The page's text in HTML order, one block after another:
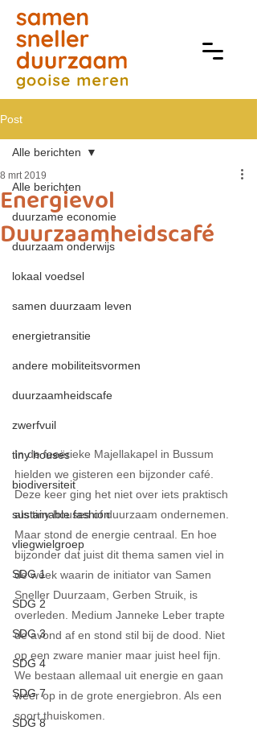
Post
Alle berichten
duurzame economie
duurzaam onderwijs
lokaal voedsel
samen duurzaam leven
energietransitie
andere mobiliteitsvormen
duurzaamheidscafe
zwerfvuil
tiny houses
biodiversiteit
sustainable fashion
vliegwielgroep
SDG 1
SDG 2
SDG 3
SDG 4
SDG 7
SDG 8
Alle berichten
Energievol
Duurzaamheidscafé
8 mrt 2019
In de feeërieke Majellakapel in Bussum
hielden we gisteren een bijzonder café.
Deze keer ging het niet over iets praktisch
als tiny houses of duurzaam ondernemen.
Maar stond de energie centraal. En hoe
bijzonder dat juist dit thema samen viel in
de week waarin de initiator van Samen
Sneller Duurzaam, Gerben Struik, is
overleden. Medium Janneke Leber trapte
de avond af en stond stil bij de dood. Niet
op een zware manier maar juist heel fijn.
We bestaan allemaal uit energie en gaan
weer op in de grote energiebron. Als een
soort thuiskomen.